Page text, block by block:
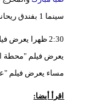
سينما 1 بفندق ريحانة.
مساء يعرض فيلم "عيد
اقرأ أيضا: